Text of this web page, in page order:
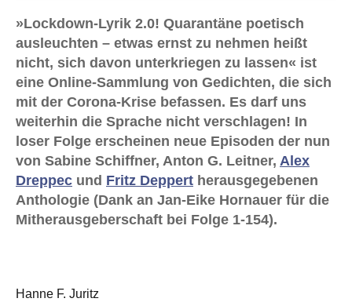
»Lockdown-Lyrik 2.0! Quarantäne poetisch
ausleuchten – etwas ernst zu nehmen heißt
nicht, sich davon unterkriegen zu lassen« ist
eine Online-Sammlung von Gedichten, die sich
mit der Corona-Krise befassen. Es darf uns
weiterhin die Sprache nicht verschlagen! In
loser Folge erscheinen neue Episoden der nun
von Sabine Schiffner, Anton G. Leitner, Alex
Dreppec und Fritz Deppert herausgegebenen
Anthologie (Dank an Jan-Eike Hornauer für die
Mitherausgeberschaft bei Folge 1-154).
Hanne F. Juritz